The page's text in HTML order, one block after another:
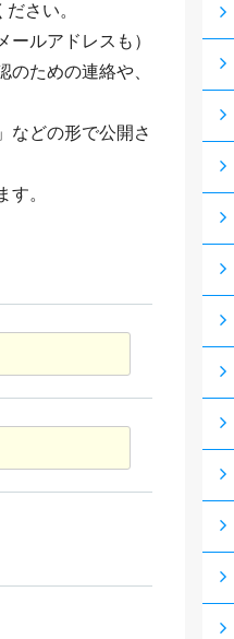
さい。
ルアドレスも）
ための連絡や、
などの形で公開さ
。